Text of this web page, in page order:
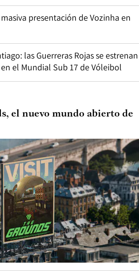
presentación de Vozinha en
las Guerreras Rojas se estrenan
el Mundial Sub 17 de Vóleibol
el nuevo mundo abierto de